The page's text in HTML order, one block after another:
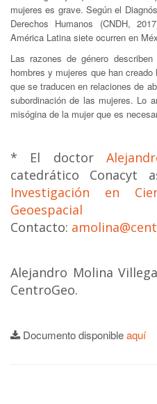
mujeres es grave. Según el
Derechos Humanos (CNDH,
América Latina siete ocurren en
Las razones de género
hombres y mujeres que han
que se traducen en relaciones de
subordinación de las mujeres. Lo
misógina de la mujer que es
* El doctor
catedrático Conacyt
Investigación en
Contacto:
Alejandro Molina
CentroGeo.
Documento disponibleaquí